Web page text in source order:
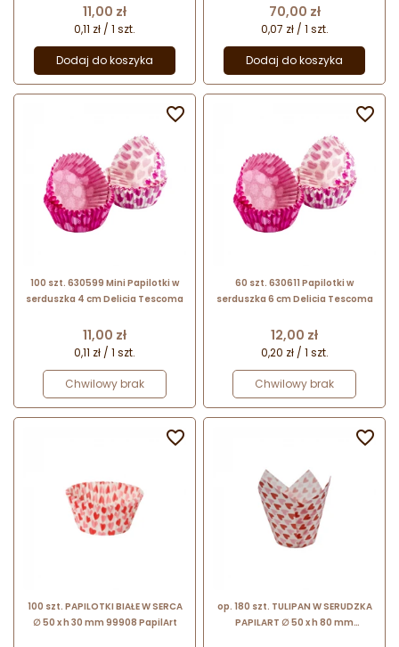
Cena
11,00 zł
0,11 zł / 1 szt.
Dodaj do koszyka
serwowania babeczek - okrągłe
Cena
70,00 zł
0,07 zł / 1 szt.
Dodaj do koszyka
100 szt. 630599 Mini Papilotki w
serduszka 4 cm Delicia Tescoma
Cena
11,00 zł
0,11 zł / 1 szt.
Chwilowy brak

60 szt. 630611 Papilotki w
serduszka 6 cm Delicia Tescoma
Cena
12,00 zł
0,20 zł / 1 szt.
Chwilowy brak

100 szt. PAPILOTKI BIAŁE W SERCA
∅ 50 x h 30 mm 99908 PapilArt

op. 180 szt. TULIPAN W SERUDZKA
PAPILART ∅ 50 x h 80 mm
